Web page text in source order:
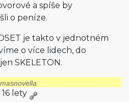
a spíše by
o peníze.
je takto v jednotném
o více lidech, do
SKELETON.
lety